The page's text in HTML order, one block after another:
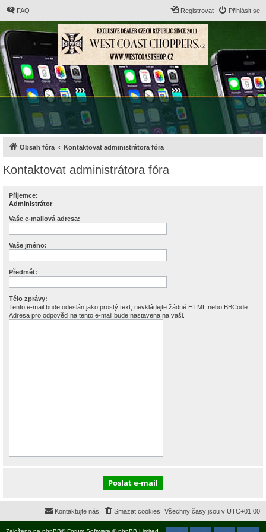
FAQ Přihlásit se
Registrovat
Obsah fóra Kontaktovat administrátora fóra
Kontaktovat administrátora fóra
Příjemce:
Administrátor
Vaše e-mailová adresa:
Vaše jméno:
Předmět:
Tělo zprávy:
Tento e-mail bude odeslán jako prostý text, nevkládejte žádné HTML nebo BBCode.
Adresa pro odpověď na tento e-mail bude nastavena na vaši.
Všechny časy jsou v UTC+01:00
Smazat cookies
Kontaktujte nás